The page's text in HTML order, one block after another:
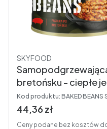
Producent
SKYFOOD
bretońsku - ciepłe jedzenie na szlak, do
pracy i w trasę
Kod produktu: BAKED BEANS
Cena brutto
44,36 zł
Ceny podane bez kosztów